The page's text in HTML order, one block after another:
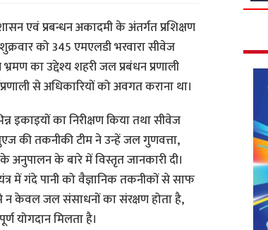
एवं प्रबन्धन अकादमी के अंतर्गत प्रशिक्षण
को 345 एमएलडी भरवारा सीवेज
का उद्देश्य शहरी जल प्रबंधन प्रणाली
से अधिकारियों को अवगत कराना था।
इकाइयों का निरीक्षण किया तथा सीवेज
की तकनीकी टीम ने उन्हें जल गुणवत्ता,
के बारे में विस्तृत जानकारी दी।
में गंदे पानी को वैज्ञानिक तकनीकों से साफ
न केवल जल संसाधनों का संरक्षण होता है,
योगदान मिलता है।